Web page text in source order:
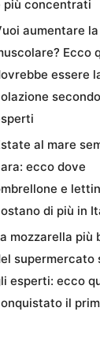
più concentrati
aumentare
Ecco
essere
al mare
ecco dove
e
di più in
mozzarella più
supermercato
esperti: ecco
il